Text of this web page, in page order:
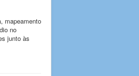
mapeamento
no
junto às